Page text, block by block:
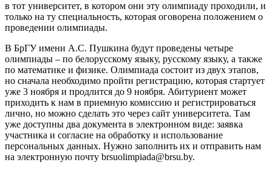
в тот университет, в котором они эту олимпиаду проходили, и
только на ту специальность, которая оговорена положением о
проведении олимпиады.
В БрГУ имени А.С. Пушкина будут проведены четыре
олимпиады – по белорусскому языку, русскому языку, а также
по математике и физике. Олимпиада состоит из двух этапов,
но сначала необходимо пройти регистрацию, которая стартует
уже 3 ноября и продлится до 9 ноября. Абитуриент может
приходить к нам в приемную комиссию и регистрироваться
лично, но можно сделать это через сайт университета. Там
уже доступны два документа в электронном виде: заявка
участника и согласие на обработку и использование
персональных данных. Нужно заполнить их и отправить нам
на электронную почту brsuolimpiada@brsu.by.